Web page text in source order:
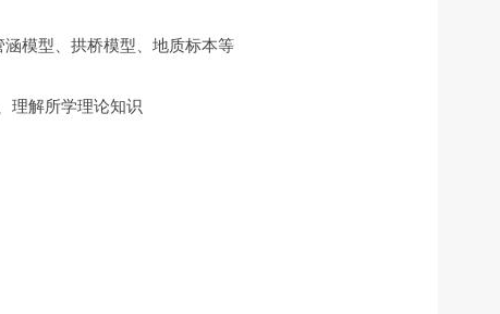
模型、拱桥模型、地质标本等
理解所学理论知识